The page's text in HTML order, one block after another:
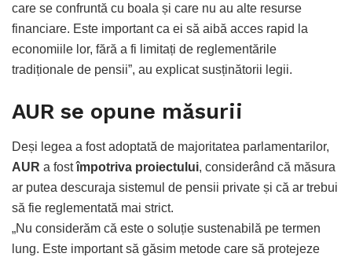
care se confruntă cu boala și care nu au alte resurse
financiare. Este important ca ei să aibă acces rapid la
economiile lor, fără a fi limitați de reglementările
tradiționale de pensii”, au explicat susținătorii legii.
AUR se opune măsurii
Deși legea a fost adoptată de majoritatea parlamentarilor,
AUR a fostîmpotriva proiectului, considerând că măsura
ar putea descuraja sistemul de pensii private și că ar trebui
să fie reglementată mai strict.
„Nu considerăm că este o soluție sustenabilă pe termen
lung. Este important să găsim metode care să protejeze